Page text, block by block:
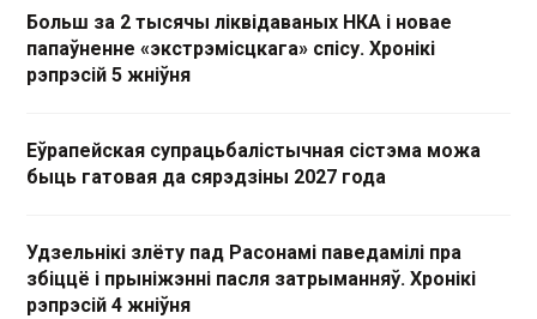
Больш за 2 тысячы ліквідаваных НКА і новае
папаўненне «экстрэмісцкага» спісу. Хронікі
рэпрэсій 5 жніўня
Еўрапейская супрацьбалістычная сістэма можа
быць гатовая да сярэдзіны 2027 года
Удзельнікі злёту пад Расонамі паведамілі пра
збіццё і прыніжэнні пасля затрыманняў. Хронікі
рэпрэсій 4 жніўня